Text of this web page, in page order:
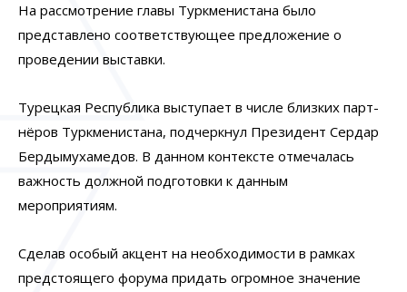
На рассмотрение главы Туркменистана было
представлено соответствующее предложение о
проведении выставки.
Турецкая Республика выступает в числе близких парт­
нёров Туркменистана, подчеркнул Президент Сердар
Бердымухамедов. В данном контексте отмечалась
важность должной подготовки к данным
мероприятиям.
Сделав особый акцент на необходимости в рамках
предстоящего форума придать огромное значение